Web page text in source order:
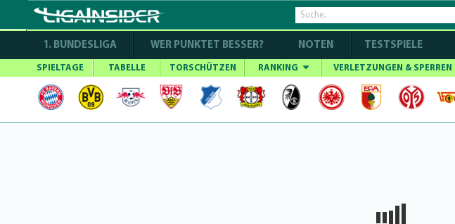
1. BUNDESLIGA WER PUNKTET BESSER? NOTEN TESTSPIELE
SPIELTAGE TABELLE TORSCHÜTZEN RANKING VERLETZUNGEN & SPERREN